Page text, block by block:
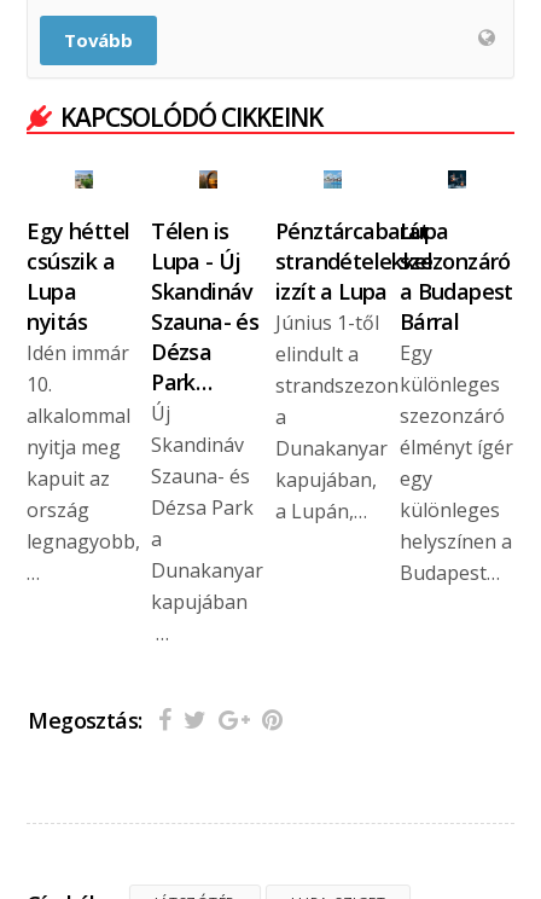
Tovább
KAPCSOLÓDÓ CIKKEINK
Egy héttel
csúszik a
Lupa
nyitás
Idén immár
10.
alkalommal
nyitja meg
kapuit az
ország
legnagyobb,
…
Télen is
Lupa - Új
Skandináv
Szauna- és
Dézsa
Park…
Új
Skandináv
Szauna- és
Dézsa Park
a
Dunakanyar
kapujában
…
Pénztárcabarát
strandételekkel
izzít a Lupa
Június 1-től
elindult a
strandszezon
a
Dunakanyar
kapujában,
a Lupán,…
Lupa
szezonzáró
a Budapest
Bárral
Egy
különleges
szezonzáró
élményt ígér
egy
különleges
helyszínen a
Budapest…
Megosztás: